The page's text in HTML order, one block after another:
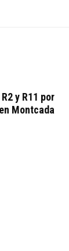
y R11 por
Montcada